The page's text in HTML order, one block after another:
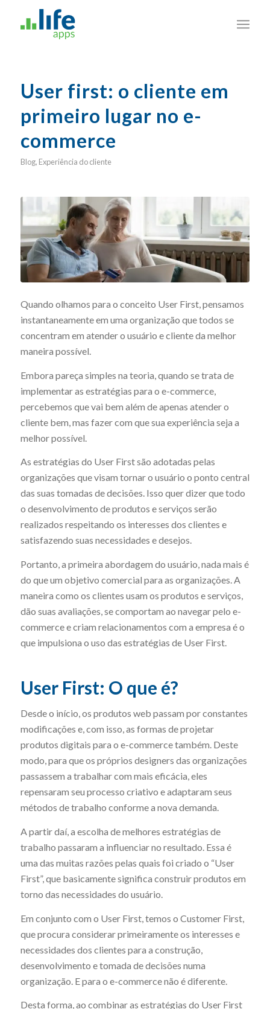
User first: o cliente em
primeiro lugar no e-
commerce
Blog, Experiência do cliente
Quando olhamos para o conceito User First, pensamos
instantaneamente em uma organização que todos se
concentram em atender o usuário e cliente da melhor
maneira possível.
Embora pareça simples na teoria, quando se trata de
implementar as estratégias para o e-commerce,
percebemos que vai bem além de apenas atender o
cliente bem, mas fazer com que sua experiência seja a
melhor possível.
As estratégias do User First são adotadas pelas
organizações que visam tornar o usuário o ponto central
das suas tomadas de decisões. Isso quer dizer que todo
o desenvolvimento de produtos e serviços serão
realizados respeitando os interesses dos clientes e
satisfazendo suas necessidades e desejos.
Portanto, a primeira abordagem do usuário, nada mais é
do que um objetivo comercial para as organizações. A
maneira como os clientes usam os produtos e serviços,
dão suas avaliações, se comportam ao navegar pelo e-
commerce e criam relacionamentos com a empresa é o
que impulsiona o uso das estratégias de User First.
User First: O que é?
Desde o início, os produtos web passam por constantes
modificações e, com isso, as formas de projetar
produtos digitais para o e-commerce também. Deste
modo, para que os próprios designers das organizações
passassem a trabalhar com mais eficácia, eles
repensaram seu processo criativo e adaptaram seus
métodos de trabalho conforme a nova demanda.
A partir daí, a escolha de melhores estratégias de
trabalho passaram a influenciar no resultado. Essa é
uma das muitas razões pelas quais foi criado o “User
First”, que basicamente significa construir produtos em
torno das necessidades do usuário.
Em conjunto com o User First, temos o Customer First,
que procura considerar primeiramente os interesses e
necessidades dos clientes para a construção,
desenvolvimento e tomada de decisões numa
organização. E para o e-commerce não é diferente.
Desta forma, ao combinar as estratégias do User First